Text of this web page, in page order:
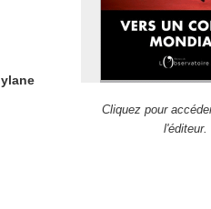
Cliquez pour
l'éditeur.